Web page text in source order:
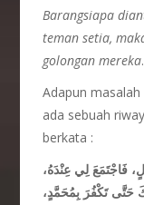
Barangsiapa
teman setia,
golongan mereka
Adapun
ada sebuah
berkata :
فَاجْتَمَعَ لِي عِنْدَهُ،
حَتَّى تَكْفُرَ بِمُحَمَّدٍ،